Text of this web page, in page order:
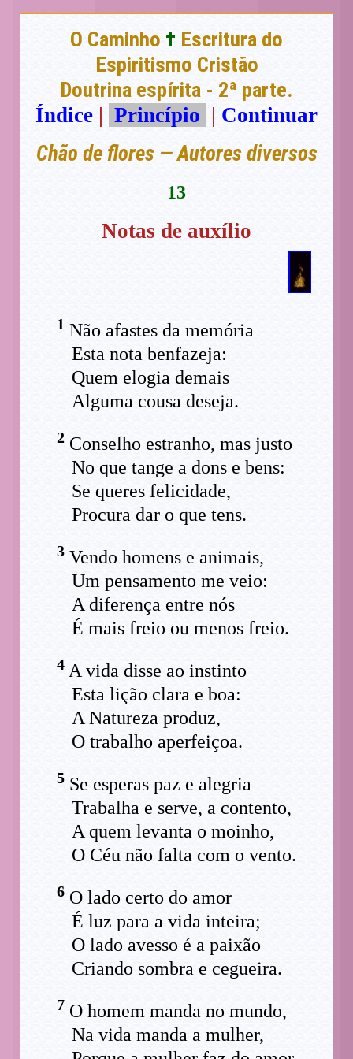
O Caminho † Escritura do
Espiritismo Cristão
Doutrina espírita - 2ª parte.
Índice | Princípio | Continuar
Chão de flores — Autores diversos
13
Notas de auxílio
1 Não afastes da memória
Esta nota benfazeja:
Quem elogia demais
Alguma cousa deseja.
2 Conselho estranho, mas justo
No que tange a dons e bens:
Se queres felicidade,
Procura dar o que tens.
3 Vendo homens e animais,
Um pensamento me veio:
A diferença entre nós
É mais freio ou menos freio.
4 A vida disse ao instinto
Esta lição clara e boa:
A Natureza produz,
O trabalho aperfeiçoa.
5 Se esperas paz e alegria
Trabalha e serve, a contento,
A quem levanta o moinho,
O Céu não falta com o vento.
6 O lado certo do amor
É luz para a vida inteira;
O lado avesso é a paixão
Criando sombra e cegueira.
7 O homem manda no mundo,
Na vida manda a mulher,